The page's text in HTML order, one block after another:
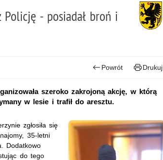
Policję - posiadał broń i
Powrót Drukuj
szeroko zakrojoną akcję, w którą
w lesie i trafił do aresztu.
zgłosiła się
35-letni
Dodatkowo
do tego